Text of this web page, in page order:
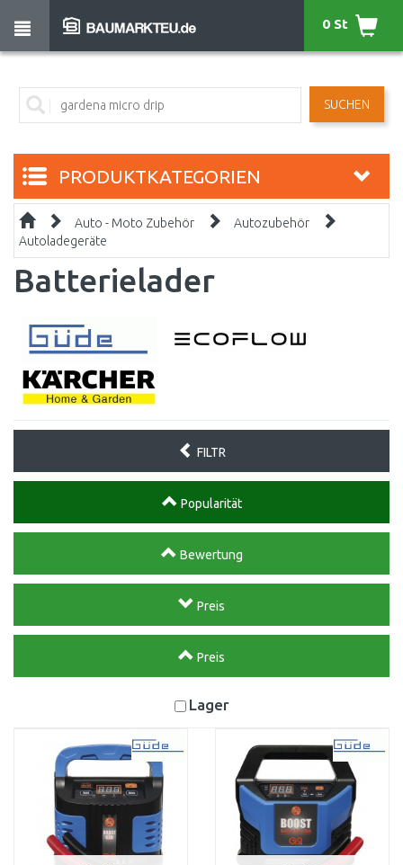
SUCHEN
0 St
PRODUKTKATEGORIEN
Auto - Moto Zubehör
Autozubehör
Autoladegeräte
Batterielader
FILTR
Popularität
Bewertung
Preis
Preis
Lager